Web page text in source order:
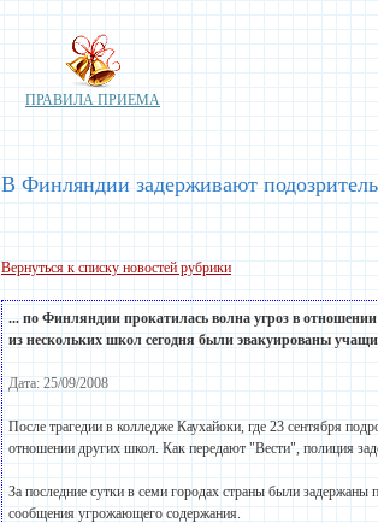
ПРАВИЛА ПРИЕМА
В Финляндии задерживают
Вернуться к списку новостей рубрики
... по Финляндии прокатилась волна угроз в
из несколькихшкол сегодня были эвакуированы
Дата: 25/09/2008
После трагедии в колледже Каухайоки, где 23 сентября
отношении других школ. Как передают "Вести", полиция
За последние сутки в семи городах страны были
сообщения угрожающего содержания.